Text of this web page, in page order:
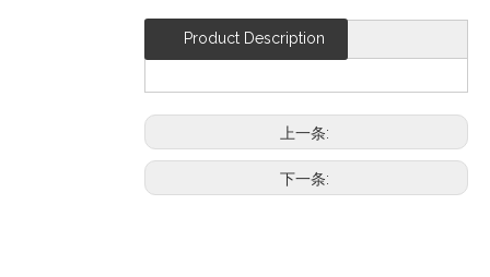
Product Description
上一条:
下一条: